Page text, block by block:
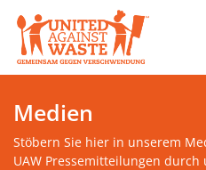
Medien
Stöbern Sie hier in unserem
UAW Pressemitteilungen